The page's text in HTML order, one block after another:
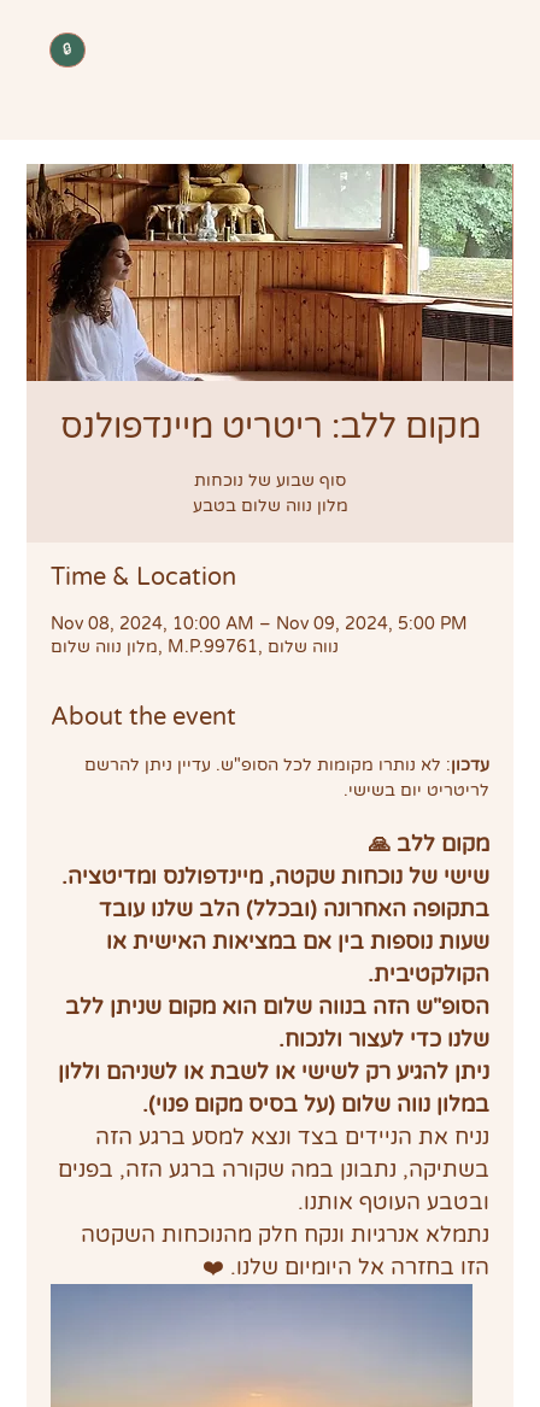
🔒
מקום ללב: ריטריט מיינדפולנס
סוף שבוע של נוכחות
מלון נווה שלום בטבע
Time & Location
Nov 08, 2024, 10:00 AM – Nov 09, 2024, 5:00 PM
מלון נווה שלום, M.P.99761, נווה שלום
About the event
עדכון: לא נותרו מקומות לכל הסופ"ש. עדיין ניתן להרשם
לריטריט יום בשישי.
מקום ללב 🙏
שישי של נוכחות שקטה, מיינדפולנס ומדיטציה.
בתקופה האחרונה (ובכלל) הלב שלנו עובד
שעות נוספות בין אם במציאות האישית או
הקולקטיבית.
הסופ"ש הזה בנווה שלום הוא מקום שניתן ללב
שלנו כדי לעצור ולנכוח.
ניתן להגיע רק לשישי או לשבת או לשניהם וללון
במלון נווה שלום (על בסיס מקום פנוי).
נניח את הניידים בצד ונצא למסע ברגע הזה
בשתיקה, נתבונן במה שקורה ברגע הזה, בפנים
ובטבע העוטף אותנו.
נתמלא אנרגיות ונקח חלק מהנוכחות השקטה
הזו בחזרה אל היומיום שלנו. ❤️